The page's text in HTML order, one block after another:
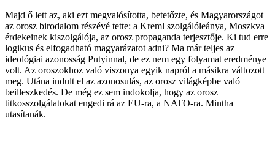
Majd ő lett az, aki ezt megvalósította, betetőzte, és Magyarországot
az orosz birodalom részévé tette: a Kreml szolgálóleánya, Moszkva
érdekeinek kiszolgálója, az orosz propaganda terjesztője. Ki tud erre
logikus és elfogadható magyarázatot adni? Ma már teljes az
ideológiai azonosság Putyinnal, de ez nem egy folyamat eredménye
volt. Az oroszokhoz való viszonya egyik napról a másikra változott
meg. Utána indult el az azonosulás, az orosz világképbe való
beilleszkedés. De még ez sem indokolja, hogy az orosz
titkosszolgálatokat engedi rá az EU-ra, a NATO-ra. Mintha
utasítanák.